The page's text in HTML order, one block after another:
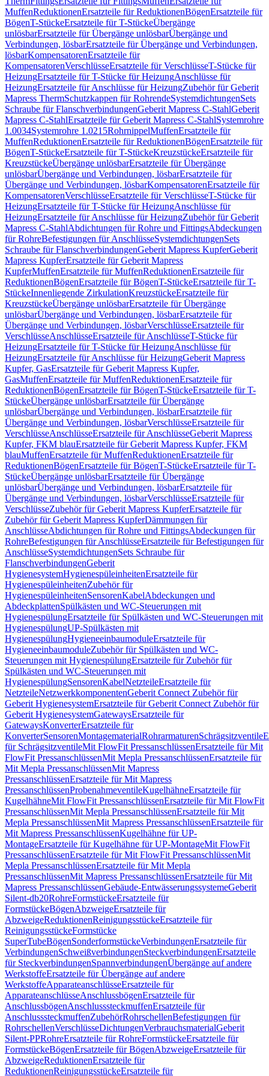
MuffenReduktionenErsatzteile für ReduktionenBögenErsatzteile für
BögenT-StückeErsatzteile für T-StückeÜbergänge
unlösbarErsatzteile für Übergänge unlösbarÜbergänge und
Verbindungen, lösbarErsatzteile für Übergänge und Verbindungen,
lösbarKompensatorenErsatzteile für
KompensatorenVerschlüsseErsatzteile für VerschlüsseT-Stücke für
HeizungErsatzteile für T-Stücke für HeizungAnschlüsse für
HeizungErsatzteile für Anschlüsse für HeizungZubehör für Geberit
Mapress ThermSchutzkappen für RohrendeSystemdichtungenSets
Schraube für FlanschverbindungenGeberit Mapress C-StahlGeberit
Mapress C-StahlErsatzteile für Geberit Mapress C-StahlSystemrohre
1.0034Systemrohre 1.0215RohrnippelMuffenErsatzteile für
MuffenReduktionenErsatzteile für ReduktionenBögenErsatzteile für
BögenT-StückeErsatzteile für T-StückeKreuzstückeErsatzteile für
KreuzstückeÜbergänge unlösbarErsatzteile für Übergänge
unlösbarÜbergänge und Verbindungen, lösbarErsatzteile für
Übergänge und Verbindungen, lösbarKompensatorenErsatzteile für
KompensatorenVerschlüsseErsatzteile für VerschlüsseT-Stücke für
HeizungErsatzteile für T-Stücke für HeizungAnschlüsse für
HeizungErsatzteile für Anschlüsse für HeizungZubehör für Geberit
Mapress C-StahlAbdichtungen für Rohre und FittingsAbdeckungen
für RohreBefestigungen für AnschlüsseSystemdichtungenSets
Schraube für FlanschverbindungenGeberit Mapress KupferGeberit
Mapress KupferErsatzteile für Geberit Mapress
KupferMuffenErsatzteile für MuffenReduktionenErsatzteile für
ReduktionenBögenErsatzteile für BögenT-StückeErsatzteile für T-
StückeInnenliegende ZirkulationKreuzstückeErsatzteile für
KreuzstückeÜbergänge unlösbarErsatzteile für Übergänge
unlösbarÜbergänge und Verbindungen, lösbarErsatzteile für
Übergänge und Verbindungen, lösbarVerschlüsseErsatzteile für
VerschlüsseAnschlüsseErsatzteile für AnschlüsseT-Stücke für
HeizungErsatzteile für T-Stücke für HeizungAnschlüsse für
HeizungErsatzteile für Anschlüsse für HeizungGeberit Mapress
Kupfer, GasErsatzteile für Geberit Mapress Kupfer,
GasMuffenErsatzteile für MuffenReduktionenErsatzteile für
ReduktionenBögenErsatzteile für BögenT-StückeErsatzteile für T-
StückeÜbergänge unlösbarErsatzteile für Übergänge
unlösbarÜbergänge und Verbindungen, lösbarErsatzteile für
Übergänge und Verbindungen, lösbarVerschlüsseErsatzteile für
VerschlüsseAnschlüsseErsatzteile für AnschlüsseGeberit Mapress
Kupfer, FKM blauErsatzteile für Geberit Mapress Kupfer, FKM
blauMuffenErsatzteile für MuffenReduktionenErsatzteile für
ReduktionenBögenErsatzteile für BögenT-StückeErsatzteile für T-
StückeÜbergänge unlösbarErsatzteile für Übergänge
unlösbarÜbergänge und Verbindungen, lösbarErsatzteile für
Übergänge und Verbindungen, lösbarVerschlüsseErsatzteile für
VerschlüsseZubehör für Geberit Mapress KupferErsatzteile für
Zubehör für Geberit Mapress KupferDämmungen für
AnschlüsseAbdichtungen für Rohre und FittingsAbdeckungen für
RohreBefestigungen für AnschlüsseErsatzteile für Befestigungen für
AnschlüsseSystemdichtungenSets Schraube für
FlanschverbindungenGeberit
HygienesystemHygienespüleinheitenErsatzteile für
HygienespüleinheitenZubehör für
HygienespüleinheitenSensorenKabelAbdeckungen und
AbdeckplattenSpülkästen und WC-Steuerungen mit
HygienespülungErsatzteile für Spülkästen und WC-Steuerungen mit
HygienespülungUP-Spülkästen mit
HygienespülungHygieneeinbaumoduleErsatzteile für
HygieneeinbaumoduleZubehör für Spülkästen und WC-
Steuerungen mit HygienespülungErsatzteile für Zubehör für
Spülkästen und WC-Steuerungen mit
HygienespülungSensorenKabelNetzteileErsatzteile für
NetzteileNetzwerkkomponentenGeberit Connect Zubehör für
Geberit HygienesystemErsatzteile für Geberit Connect Zubehör für
Geberit HygienesystemGatewaysErsatzteile für
GatewaysKonverterErsatzteile für
KonverterSensorenMontagematerialRohrarmaturenSchrägsitzventile
für SchrägsitzventileMit FlowFit PressanschlüssenErsatzteile für Mit
FlowFit PressanschlüssenMit Mepla PressanschlüssenErsatzteile für
Mit Mepla PressanschlüssenMit Mapress
PressanschlüssenErsatzteile für Mit Mapress
PressanschlüssenProbenahmeventileKugelhähneErsatzteile für
KugelhähneMit FlowFit PressanschlüssenErsatzteile für Mit FlowFit
PressanschlüssenMit Mepla PressanschlüssenErsatzteile für Mit
Mepla PressanschlüssenMit Mapress PressanschlüssenErsatzteile für
Mit Mapress PressanschlüssenKugelhähne für UP-
MontageErsatzteile für Kugelhähne für UP-MontageMit FlowFit
PressanschlüssenErsatzteile für Mit FlowFit PressanschlüssenMit
Mepla PressanschlüssenErsatzteile für Mit Mepla
PressanschlüssenMit Mapress PressanschlüssenErsatzteile für Mit
Mapress PressanschlüssenGebäude-EntwässerungssystemeGeberit
Silent-db20RohreFormstückeErsatzteile für
FormstückeBögenAbzweigeErsatzteile für
AbzweigeReduktionenReinigungsstückeErsatzteile für
ReinigungsstückeFormstücke
SuperTubeBögenSonderformstückeVerbindungenErsatzteile für
VerbindungenSchweißverbindungenSteckverbindungenErsatzteile
für SteckverbindungenSpannverbindungenÜbergänge auf andere
WerkstoffeErsatzteile für Übergänge auf andere
WerkstoffeApparateanschlüsseErsatzteile für
ApparateanschlüsseAnschlussbögenErsatzteile für
AnschlussbögenAnschlusssteckmuffenErsatzteile für
AnschlusssteckmuffenZubehörRohrschellenBefestigungen für
RohrschellenVerschlüsseDichtungenVerbrauchsmaterialGeberit
Silent-PPRohreErsatzteile für RohreFormstückeErsatzteile für
FormstückeBögenErsatzteile für BögenAbzweigeErsatzteile für
AbzweigeReduktionenErsatzteile für
ReduktionenReinigungsstückeErsatzteile für